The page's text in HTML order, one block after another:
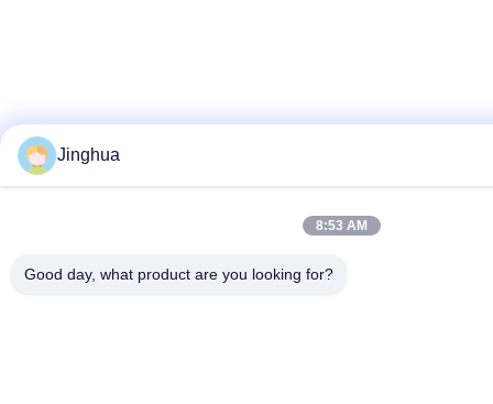
Jinghua
8:53 AM
Good day, what product are you looking for?